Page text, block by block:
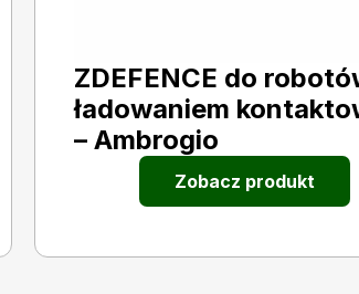
ZDEFENCE do
ładowaniem
– Ambrogio
Zobacz produkt